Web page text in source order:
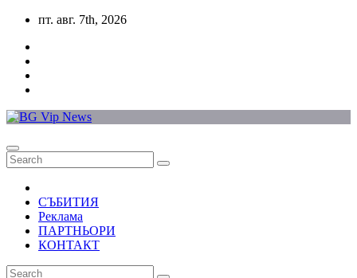
Skip
content
пт. авг. 7th, 2026
СЪБИТИЯ
Реклама
ПАРТНЬОРИ
КОНТАКТ